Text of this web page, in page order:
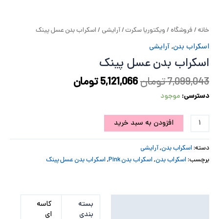
خانه/فروشگاه/ویکتوریا سکرت/آرایشی/ اسکراب بدن عسل پینک
اسکراب بدن,آرایشی
اسکراب بدن عسل پینک
7,099,043تومان5,121,066تومان
دسترسی: موجود
افزودن به سبد خرید
دسته:اسکراب بدن,آرایشی
برچسب:اسکراب بدن,اسکراب بدن Pink ,اسکراب بدن عسل پینک
بسته
بندی
کاسه
ای